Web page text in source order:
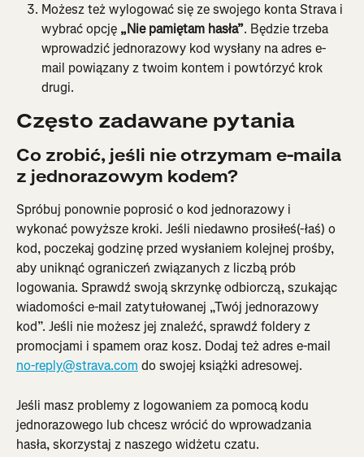
Możesz też wylogować się ze swojego konta Strava i
wybrać opcję „Nie pamiętam hasła”. Będzie trzeba
wprowadzić jednorazowy kod wysłany na adres e-
mail powiązany z twoim kontem i powtórzyć krok
drugi.
Często zadawane pytania
Co zrobić, jeśli nie otrzymam e-maila
z jednorazowym kodem?
Spróbuj ponownie poprosić o kod jednorazowy i
wykonać powyższe kroki. Jeśli niedawno prosiłeś(-łaś) o
kod, poczekaj godzinę przed wysłaniem kolejnej prośby,
aby uniknąć ograniczeń związanych z liczbą prób
logowania. Sprawdź swoją skrzynkę odbiorczą, szukając
wiadomości e-mail zatytułowanej „Twój jednorazowy
kod”. Jeśli nie możesz jej znaleźć, sprawdź foldery z
promocjami i spamem oraz kosz. Dodaj też adres e-mail
no-reply@strava.com do swojej książki adresowej.
Jeśli masz problemy z logowaniem za pomocą kodu
jednorazowego lub chcesz wrócić do wprowadzania
hasła, skorzystaj z naszego widżetu czatu.